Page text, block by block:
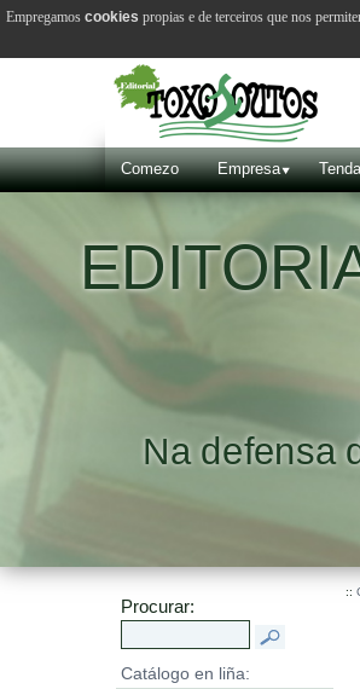
Comezo Empresa Tenda
defensa da
Procurar:
Catálogo en liña:
::
Empregamos cookies propias e de terceiros que nos